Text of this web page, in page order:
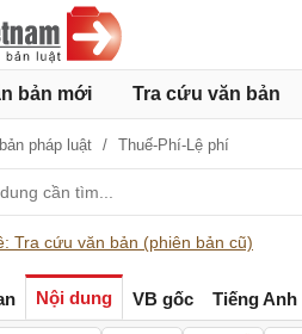
bản mới Tra cứu văn bản
pháp luật Thuế-Phí-Lệ phí
Tra cứu văn bản (phiên bản cũ)
Nội dung VB gốc Tiếng Anh